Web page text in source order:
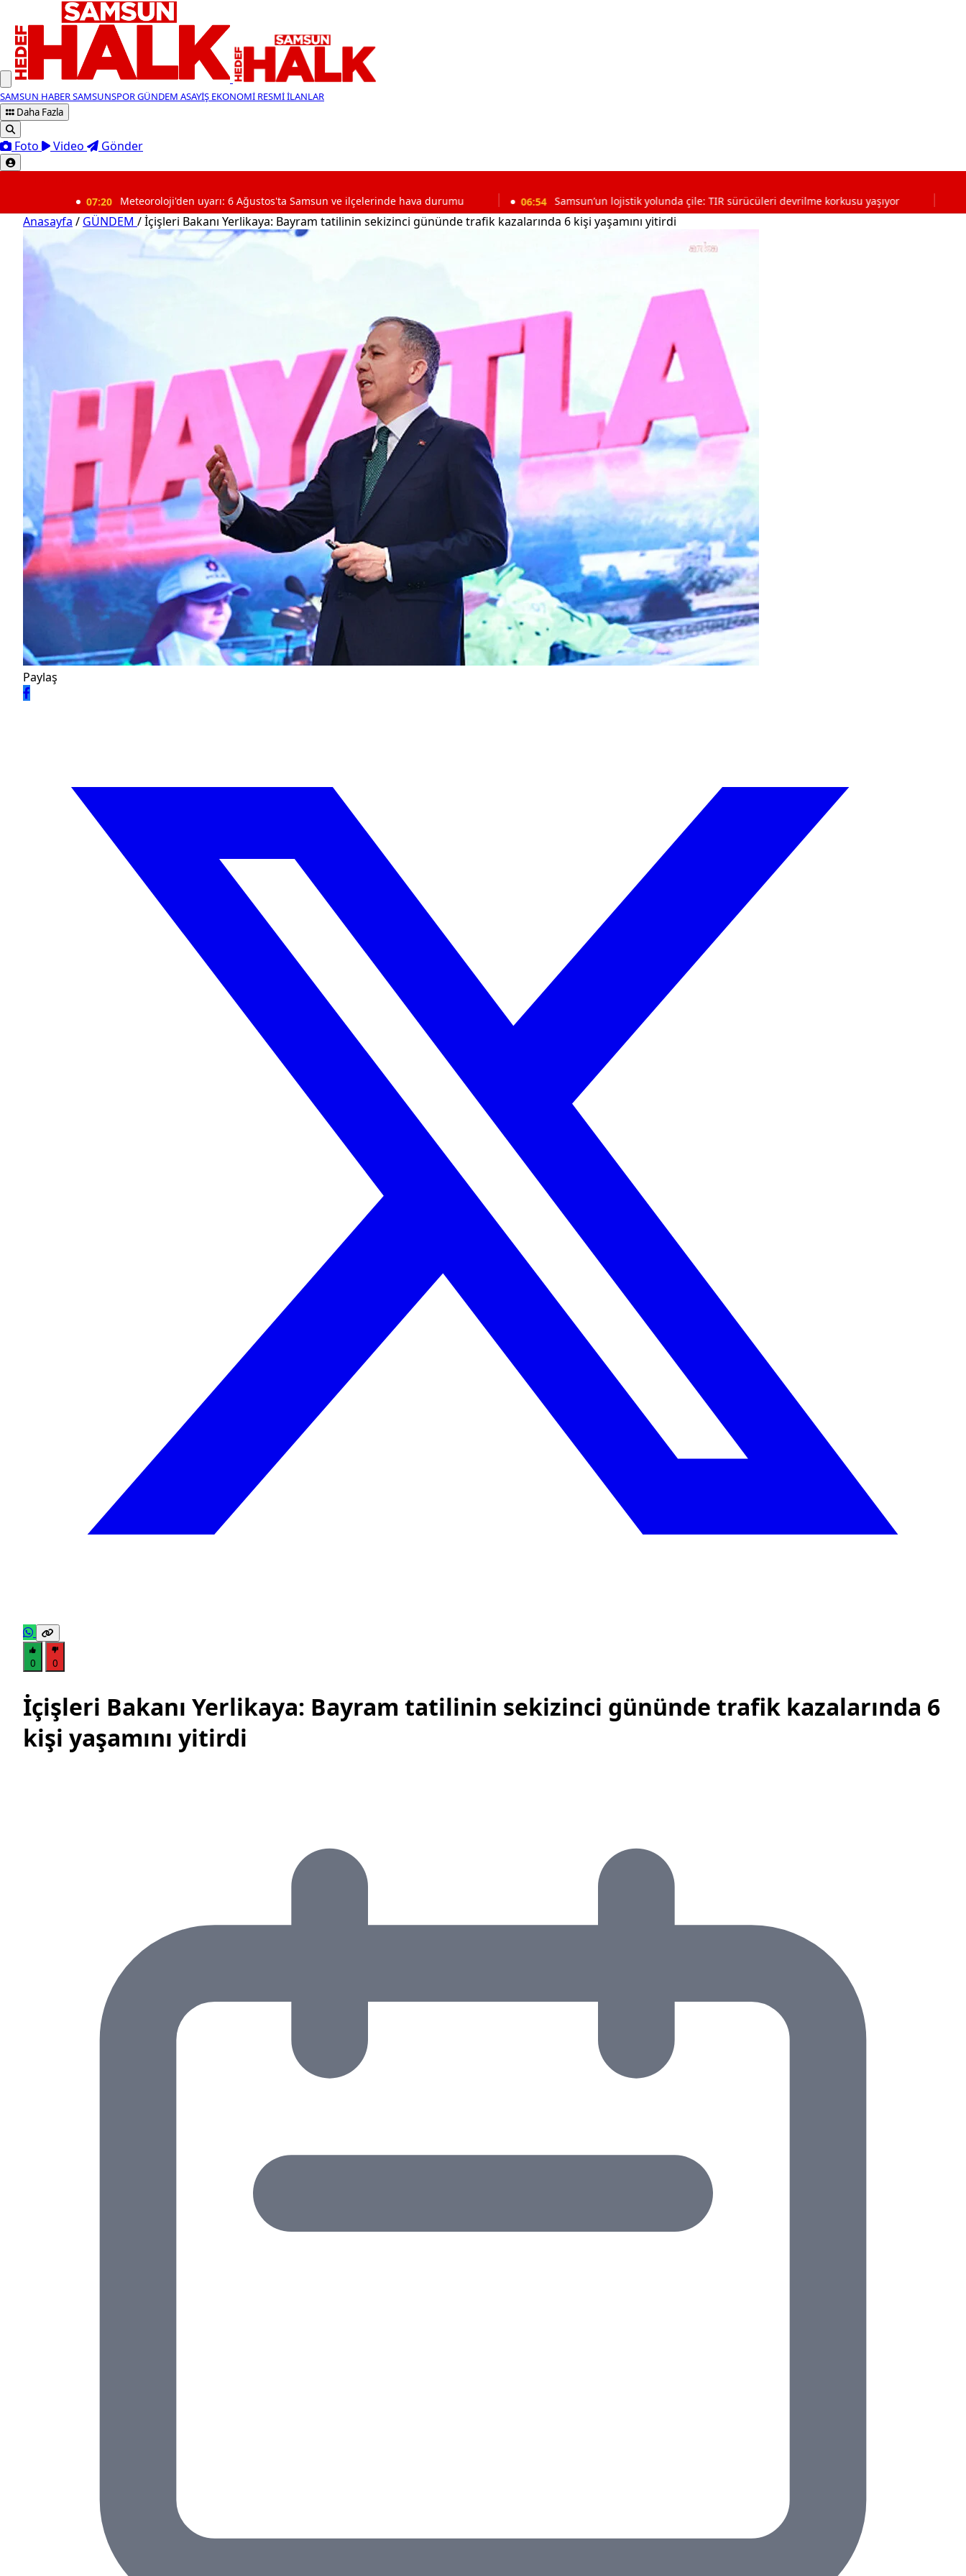
SAMSUN HABERSAMSUNSPORGÜNDEM ASAYİŞ EKONOMİ RESMİ İLANLAR
Daha Fazla
Foto Video Gönder
Meteoroloji'den uyarı: 6 Ağustos'ta Samsun ve ilçelerinde hava durumu 06:54 Samsun’un lojistik yolunda çile: TIR sürücüleri devrilme korkusu yaşıyor 06:28
Anasayfa / GÜNDEM /İçişleri Bakanı Yerlikaya: Bayram tatilinin sekizinci gününde trafik kazalarında 6 kişi yaşamını yitirdi
Paylaş
0 0
İçişleri Bakanı Yerlikaya: Bayram tatilinin sekizinci gününde trafik kazalarında 6
kişi yaşamını yitirdi